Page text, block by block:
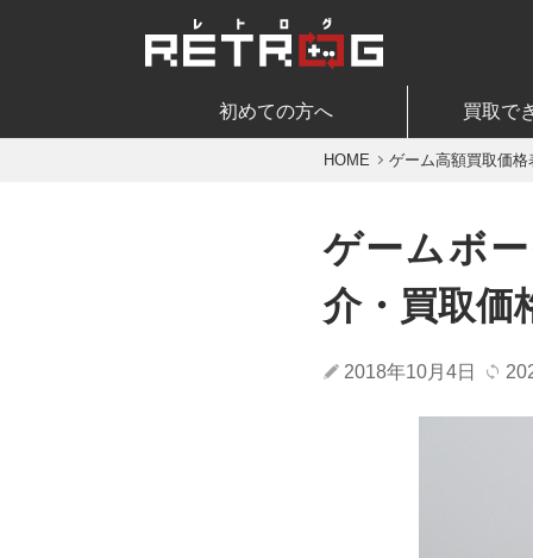
初めての方へ 買取で
HOME ゲーム高額買取価格
ゲームボ
介・買取価
2018年10月4日